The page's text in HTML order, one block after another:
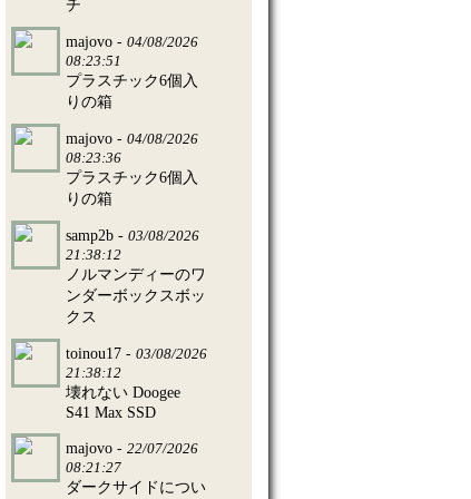
チ
majovo - 04/08/2026
08:23:51
プラスチック6個入
りの箱
majovo - 04/08/2026
08:23:36
プラスチック6個入
りの箱
samp2b - 03/08/2026
21:38:12
ノルマンディーのワ
ンダーボックスボッ
クス
toinou17 - 03/08/2026
21:38:12
壊れない Doogee
S41 Max SSD
majovo - 22/07/2026
08:21:27
ダークサイドについ